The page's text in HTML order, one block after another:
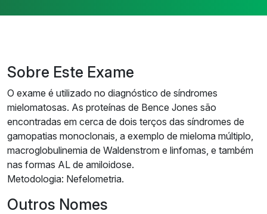
Sobre Este Exame
O exame é utilizado no diagnóstico de síndromes
mielomatosas. As proteínas de Bence Jones são
encontradas em cerca de dois terços das síndromes de
gamopatias monoclonais, a exemplo de mieloma múltiplo,
macroglobulinemia de Waldenstrom e linfomas, e também
nas formas AL de amiloidose.
Metodologia: Nefelometria.
Outros Nomes